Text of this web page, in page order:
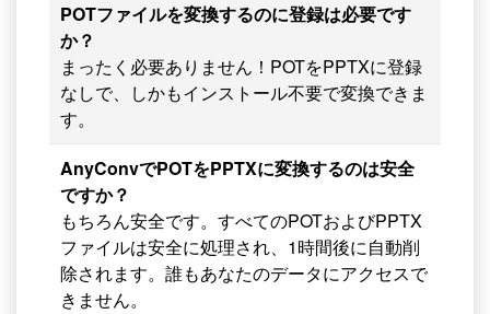
POTファイルを変換するのに登録は必要です
か？
まったく必要ありません！POTをPPTXに登録
なしで、しかもインストール不要で変換できま
す。
AnyConvでPOTをPPTXに変換するのは安全
ですか？
もちろん安全です。すべてのPOTおよびPPTX
ファイルは安全に処理され、1時間後に自動削
除されます。誰もあなたのデータにアクセスで
きません。